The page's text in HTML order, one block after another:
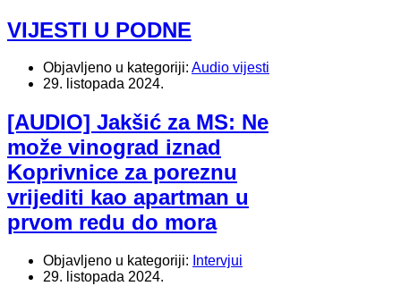
VIJESTI U PODNE
Objavljeno u kategoriji: Audio vijesti
29. listopada 2024.
[AUDIO] Jakšić za MS: Ne
može vinograd iznad
Koprivnice za poreznu
vrijediti kao apartman u
prvom redu do mora
Objavljeno u kategoriji: Intervjui
29. listopada 2024.